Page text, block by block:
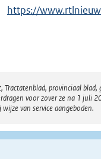
E
n
e
i
https://
provinciaal
voor zover ze na 1
van service aangeboden.